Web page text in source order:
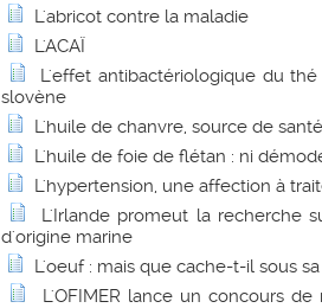
L'abricot contre la maladie
L'ACAÏ
L'effet antibactériologique du
slovène
L'huile de chanvre, source de
L'huile de foie de flétan : ni
L'hypertension, une affection à
L'Irlande promeut la recherche
d'origine marine
L'oeuf : mais que cache-t-il sous
L'OFIMER lance un concours